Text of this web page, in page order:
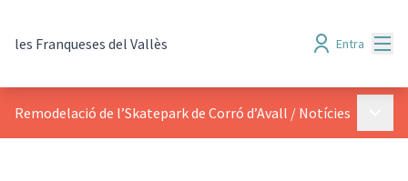
les Franqueses del Vallès Entra
Remodelació de l’Skatepark de Corró d’Avall / Notícies